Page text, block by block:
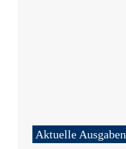
Aktuelle Ausgaben